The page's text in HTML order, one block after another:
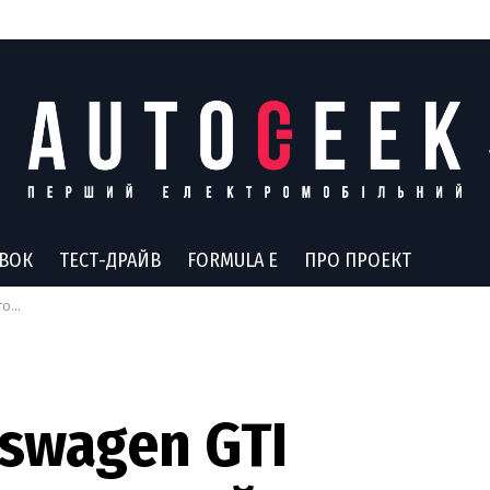
ТЕСТ-ДРАЙВ FORMULA E ПРО ПРОЕКТ
GTI